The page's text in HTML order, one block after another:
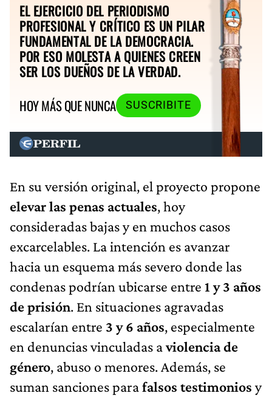
EL EJERCICIO DEL PERIODISMO
PROFESIONAL Y CRÍTICO ES UN PILAR
FUNDAMENTAL DE LA DEMOCRACIA.
POR ESO MOLESTA A QUIENES CREEN
SER LOS DUEÑOS DE LA VERDAD.
HOY MÁS QUE NUNCA
SUSCRIBITE
En su versión original, el proyecto propone
elevar las penas actuales, hoy
consideradas bajas y en muchos casos
excarcelables. La intención es avanzar
hacia un esquema más severo donde las
condenas podrían ubicarse entre 1 y 3 años
de prisión. En situaciones agravadas
escalarían entre 3 y 6 años, especialmente
en denuncias vinculadas aviolencia de
género, abuso o menores. Además, se
suman sanciones parafalsos testimonios y